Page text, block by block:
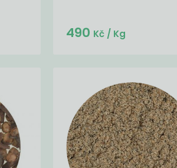
Do košíku:
490 Kč/ Kg